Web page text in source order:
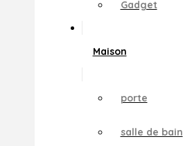
Gadget
Maison
porte
salle de bain